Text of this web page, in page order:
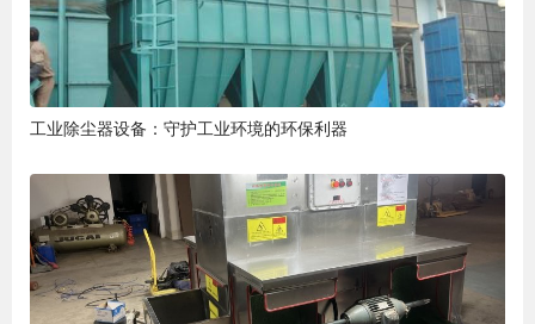
工业除尘器设备：守护工业环境的环保利器